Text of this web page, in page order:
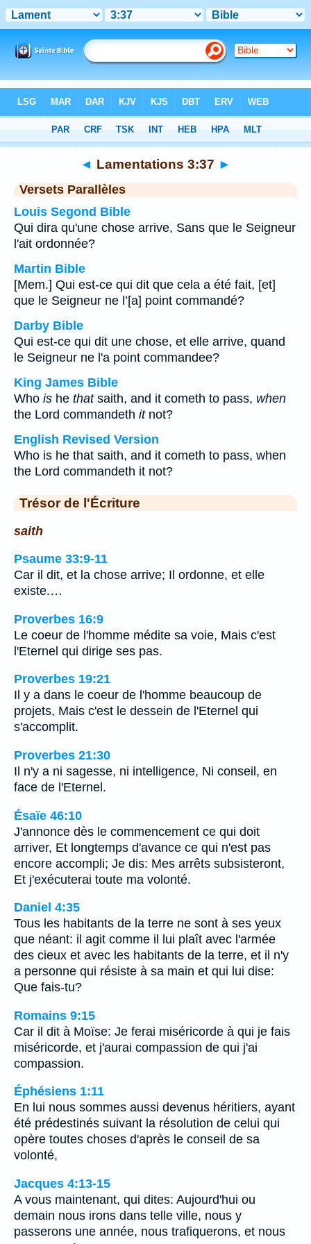
> Chapitre 3 > Verset 37
◄ Lamentations 3:37 ►
Versets Parallèles
Louis Segond Bible
Qui dira qu'une chose arrive, Sans que le Seigneur
l'ait ordonnée?
Martin Bible
[Mem.] Qui est-ce qui dit que cela a été fait, [et]
que le Seigneur ne l’[a] point commandé?
Darby Bible
Qui est-ce qui dit une chose, et elle arrive, quand
le Seigneur ne l'a point commandee?
King James Bible
Who is he thatsaith, and it cometh to pass, when
the Lord commandeth itnot?
English Revised Version
Who is he that saith, and it cometh to pass, when
the Lord commandeth it not?
Trésor de l'Écriture
saith
Psaume 33:9-11
Car il dit, et la chose arrive; Il ordonne, et elle
existe.…
Proverbes 16:9
Le coeur de l'homme médite sa voie, Mais c'est
l'Eternel qui dirige ses pas.
Proverbes 19:21
Il y a dans le coeur de l'homme beaucoup de
projets, Mais c'est le dessein de l'Eternel qui
s'accomplit.
Proverbes 21:30
Il n'y a ni sagesse, ni intelligence, Ni conseil, en
face de l'Eternel.
Ésaïe 46:10
J'annonce dès le commencement ce qui doit
arriver, Et longtemps d'avance ce qui n'est pas
encore accompli; Je dis: Mes arrêts subsisteront,
Et j'exécuterai toute ma volonté.
Daniel 4:35
Tous les habitants de la terre ne sont à ses yeux
que néant: il agit comme il lui plaît avec l'armée
des cieux et avec les habitants de la terre, et il n'y
a personne qui résiste à sa main et qui lui dise:
Que fais-tu?
Romains 9:15
Car il dit à Moïse: Je ferai miséricorde à qui je fais
miséricorde, et j'aurai compassion de qui j'ai
compassion.
Éphésiens 1:11
En lui nous sommes aussi devenus héritiers, ayant
été prédestinés suivant la résolution de celui qui
opère toutes choses d'après le conseil de sa
volonté,
Jacques 4:13-15
A vous maintenant, qui dites: Aujourd'hui ou
demain nous irons dans telle ville, nous y
passerons une année, nous trafiquerons, et nous